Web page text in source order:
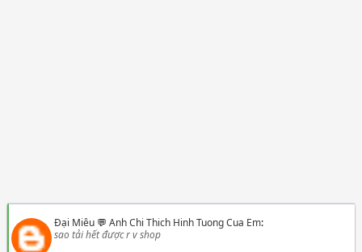
Đại Miêu💬 Anh Chi Thich Hinh Tuong Cua Em:
sao tải hết được r v shop